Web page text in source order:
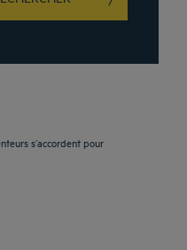
s’accordent pour